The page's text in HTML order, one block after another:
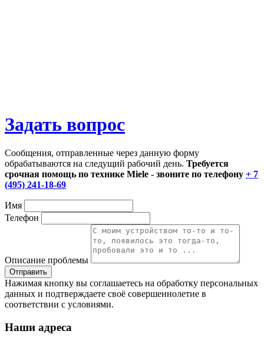
Задать вопрос
Сообщения, отправленные через данную форму
обрабатываются на следущий рабочий день. Требуется
срочная помощь по технике Miele - звоните по телефону + 7
(495) 241-18-69
Имя
Телефон
Описание проблемы
Нажимая кнопку вы соглашаетесь на обработку персональных
данных и подтверждаете своё совершеннолетие в
соответствии с условиями.
Наши адреса